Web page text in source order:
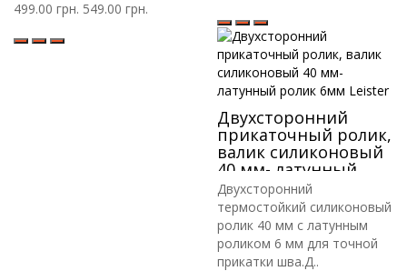
499.00 грн. 549.00 грн.
Двухсторонний
прикаточный ролик,
валик силиконовый
40 мм- латунный
ролик 6мм Leister
Двухсторонний
термостойкий силиконовый
ролик 40 мм с латунным
роликом 6 мм для точной
прикатки шва.Д..